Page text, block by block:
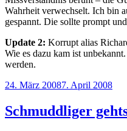
Wahrheit verwechselt. Ich bin
gespannt. Die sollte prompt
Update 2: Korrupt alias
Wie es dazu kam ist
werden.
Veröffentlicht
24. März 20087. April 2008
Schmuddliger